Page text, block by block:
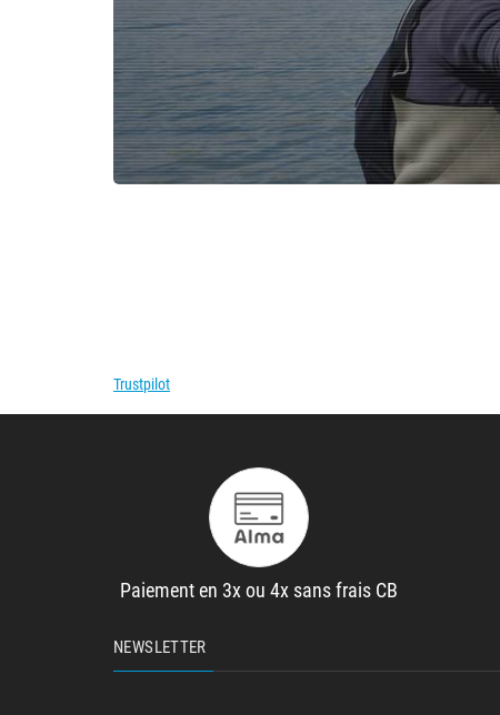
Trustpilot
Paiement en 3x ou 4x sans frais CB
NEWSLETTER